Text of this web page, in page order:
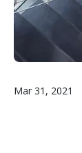
Mar 31, 2021